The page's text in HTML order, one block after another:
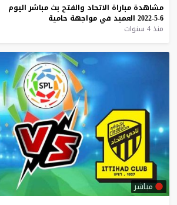
مشاهدة مباراة الاتحاد والفتح بث مباشر اليوم
6-5-2022
العميد في مواجهة حامية
منذ 4 سنوات
مباشر